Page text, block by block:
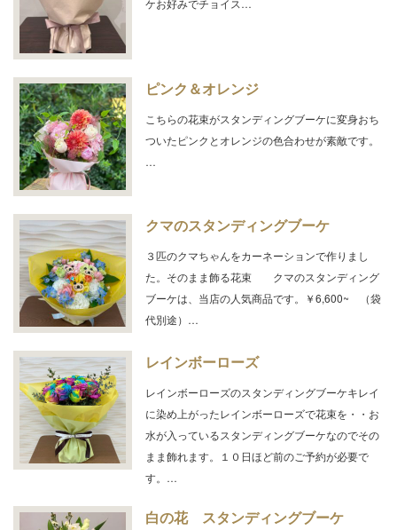
ケお好みでチョイス…
ピンク＆オレンジ
こちらの花束がスタンディングブーケに変身おち
ついたピンクとオレンジの色合わせが素敵です。
…
クマのスタンディングブーケ
３匹のクマちゃんをカーネーションで作りまし
た。そのまま飾る花束 クマのスタンディング
ブーケは、当店の人気商品です。￥6,600~ （袋
代別途）…
レインボーローズ
レインボーローズのスタンディングブーケキレイ
に染め上がったレインボーローズで花束を・・お
水が入っているスタンディングブーケなのでその
まま飾れます。１０日ほど前のご予約が必要で
す。…
白の花 スタンディングブーケ